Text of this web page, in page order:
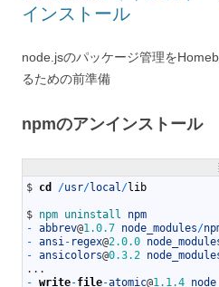
インストール
node.jsのパッケージ管理を
るための前準備
npmのアンインストール
$ cd /usr/local/lib
$ npm uninstall npm
- abbrev@1.0.7 node_modules/
- ansi- regex@2.0.0
- ansicolors@0.3.2
. . .
- write-file-atomic@1.1.4